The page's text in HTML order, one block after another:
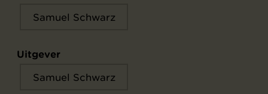
Samuel Schwarz
Uitgever
Samuel Schwarz